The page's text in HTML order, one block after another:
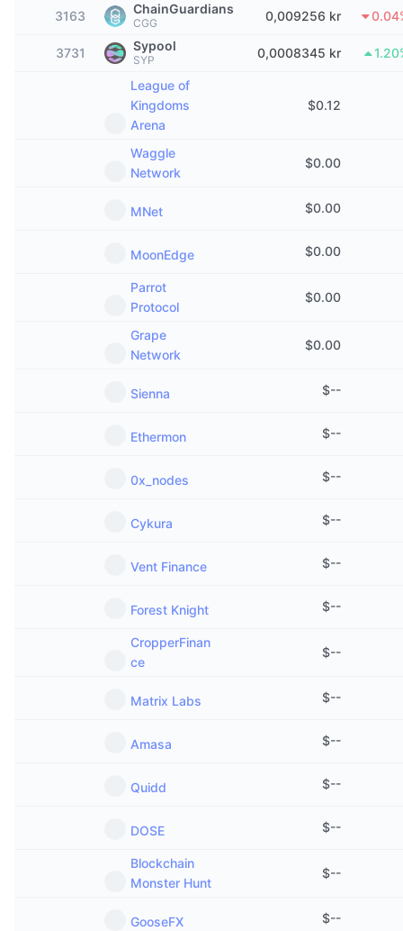
Blokkjederangering
Prediksjonsmarkeder
CoinMarketCap 100-indeksen
AI-integrasjoner
CMC Agent Hub
Markedsplass for ferdigheter
Miniprogram på nettsteder
Diamantbelønninger
Lær og tjen
ICO-kalender
Hendelseskalender
3163 ChainGuardians
CGG 0,009256 kr
3731 Sypool
SYP 0,0008345 kr
League of
Kingdoms
Arena
$0.12
Waggle
Network
$0.00
MNet $0.00
MoonEdge $0.00
Parrot
Protocol
$0.00
Grape
Network
$0.00
Sienna $--
Ethermon $--
0x_nodes $--
Cykura $--
Vent Finance $--
Forest Knight $--
CropperFinan
ce
$--
Matrix Labs $--
Amasa $--
Quidd $--
DOSE $--
Blockchain
Monster Hunt
$--
GooseFX $--